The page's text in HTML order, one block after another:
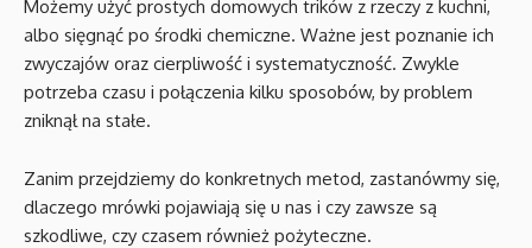
Możemy użyć prostych domowych trików z rzeczy z kuchni,
albo sięgnąć po środki chemiczne. Ważne jest poznanie ich
zwyczajów oraz cierpliwość i systematyczność. Zwykle
potrzeba czasu i połączenia kilku sposobów, by problem
zniknął na stałe.
Zanim przejdziemy do konkretnych metod, zastanówmy się,
dlaczego mrówki pojawiają się u nas i czy zawsze są
szkodliwe, czy czasem również pożyteczne.